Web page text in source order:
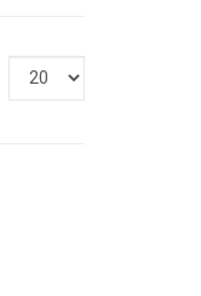
Display